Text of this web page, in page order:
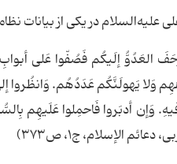
علیه‌السلام در یکی از بیانات
العَدُوُّ إلَیکُم فَصُفّوا عَلی
وَلا یَهولَنَّکُم عَدَدُهُم. وَانظُروا
وَإن أدبَروا فَاحمِلوا عَلَیهِم
دعائم الإسلام، ج۱، ص۳۷۳)